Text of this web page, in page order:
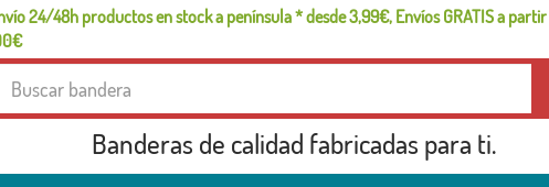
24/48h productos en stock a península * desde 3,99€, Envíos GRATIS a
Banderas de calidad fabricadas para ti.